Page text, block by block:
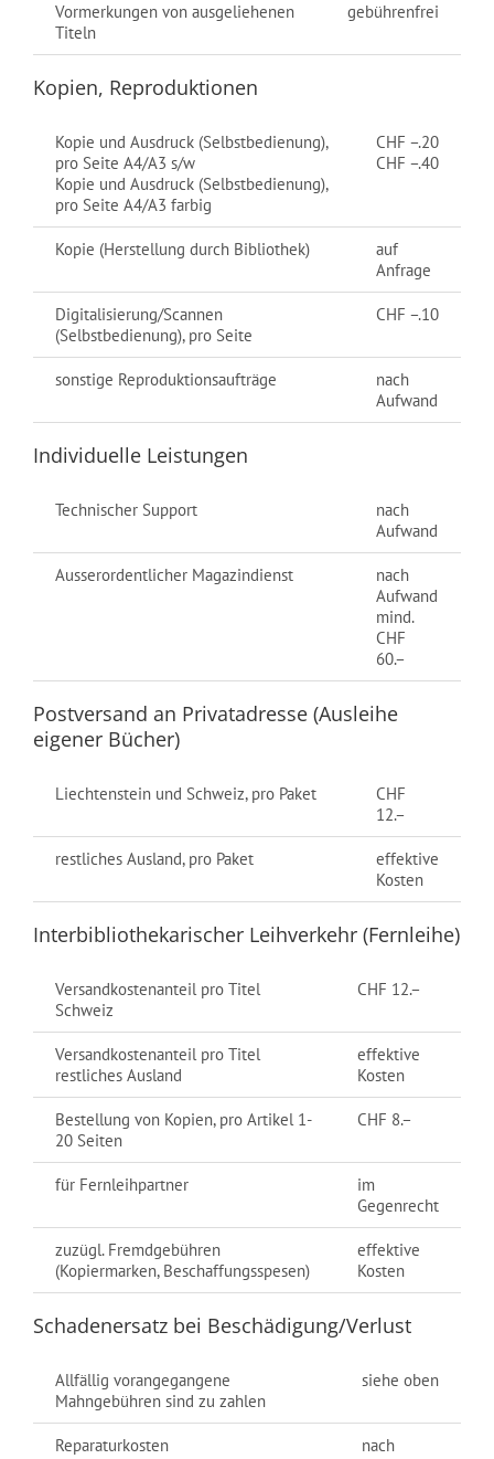
Vormerkungen von ausgeliehenen
Titeln
gebührenfrei
Kopien, Reproduktionen
Kopie und Ausdruck (Selbstbedienung),
pro Seite A4/A3 s/w
Kopie und Ausdruck (Selbstbedienung),
pro Seite A4/A3 farbig
CHF –.20
CHF –.40
Kopie (Herstellung durch Bibliothek)
auf
Anfrage
Digitalisierung/Scannen
(Selbstbedienung), pro Seite
CHF –.10
sonstige Reproduktionsaufträge
nach
Aufwand
Individuelle Leistungen
Technischer Support
nach
Aufwand
Ausserordentlicher Magazindienst
nach
Aufwand
mind.
CHF
60.–
Postversand an Privatadresse (Ausleihe
eigener Bücher)
Liechtenstein und Schweiz, pro Paket
CHF
12.–
restliches Ausland, pro Paket
effektive
Kosten
Interbibliothekarischer Leihverkehr (Fernleihe)
Versandkostenanteil pro Titel
Schweiz
CHF 12.–
Versandkostenanteil pro Titel
restliches Ausland
effektive
Kosten
Bestellung von Kopien, pro Artikel 1-
20 Seiten
CHF 8.–
für Fernleihpartner
im
Gegenrecht
zuzügl. Fremdgebühren
(Kopiermarken, Beschaffungsspesen)
effektive
Kosten
Schadenersatz bei Beschädigung/Verlust
Allfällig vorangegangene
Mahngebühren sind zu zahlen
siehe oben
Reparaturkosten
nach